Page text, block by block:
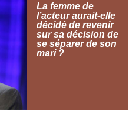
La femme de
l’acteur aurait-elle
décidé de revenir
sur sa décision de
se séparer de son
mari ?